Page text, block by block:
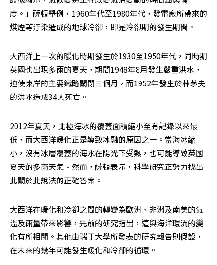
度。」薩頓舉例，1960年代至1980年代，發電廠所帶來的
煤煙等汙染造成的地球冷卻，即是冷卻期的發生期間。
大西洋上一次的暖化時期發生於1930至1950年代，同時期
英國也出現多雨的夏天，期間1948年8月發生嚴重洪水，
迫使東岸的主要鐵路關閉三個月，而1952年發生於林茅夫
的洪水造成34人死亡。
2012年夏天，北極海冰的覆蓋面積縮小至有記錄以來最
低，而大西洋暖化正是導致冰融的原因之一。當海冰縮
小，沒有冰層覆蓋的海水在陽光下受熱，也可能導致英國
夏天的多雨天氣。然而，薩頓表示，科學研究正努力找出
此關於此說法的正確答案。
大西洋在暖化和冷卻之間的轉變為歐洲、非洲及南美的氣
溫及雨量帶來影響，先前的研究指出，這與海洋環流的變
化有所相關。其他由瑞丁大學所發表的研究報告則假設，
在未來的幾年可能發生暖化和冷卻的循環。